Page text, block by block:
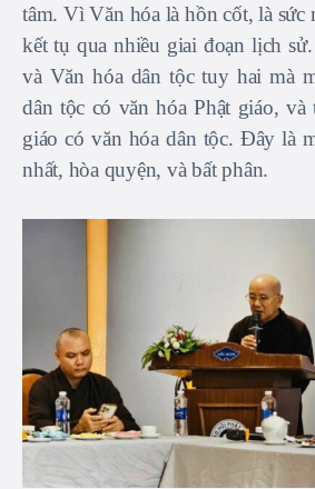
tâm. Vì Văn hóa là hồn cốt, là sức
kết tụ qua nhiều giai đoạn lịch
và Văn hóa dân tộc tuy hai mà
dân tộc có văn hóa Phật giáo, và
giáo có văn hóa dân tộc. Đây là
nhất, hòa quyện, và bất phân.